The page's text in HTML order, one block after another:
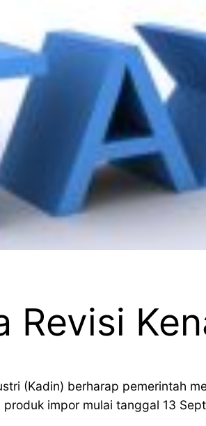
Revisi
(Kadin) berharap pemerintah
produk impor mulai tanggal 13